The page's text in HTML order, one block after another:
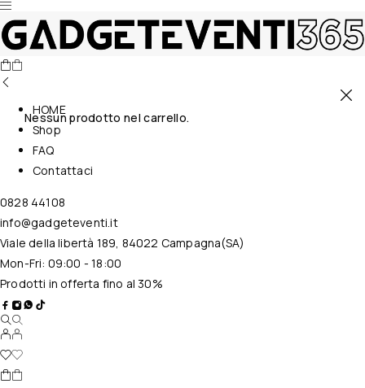
Nessun prodotto nel carrello.
HOME
Shop
FAQ
Contattaci
0828 44108
info@gadgeteventi.it
Viale della libertà 189, 84022 Campagna(SA)
Mon-Fri: 09:00 - 18:00
Prodotti in offerta fino al 30%